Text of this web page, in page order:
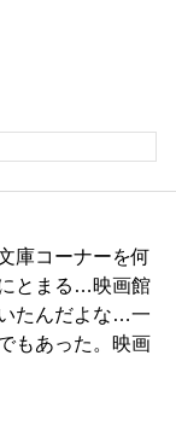
庫コーナーを何
とまる…映画館
たんだよな…一
もあった。映画